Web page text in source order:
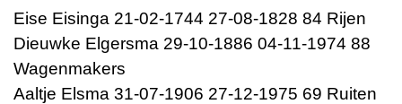
Eise Eisinga 21-02-1744 27-08-1828 84 Rijen
Dieuwke Elgersma 29-10-1886 04-11-1974 88
Wagenmakers
Aaltje Elsma 31-07-1906 27-12-1975 69 Ruiten